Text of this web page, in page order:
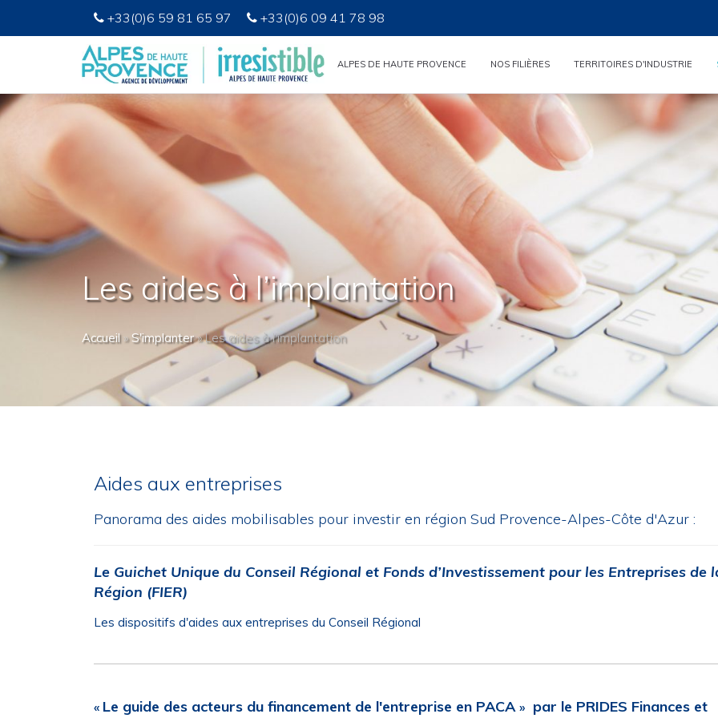
+33(0)6 59 81 65 97 +33(0)6 09 41 78 98
ALPES DE HAUTE PROVENCE NOS FILIÈRES TERRITOIRES D'INDUSTRIE
Les aides à l’implantation
Accueil»S'implanter»Les aides à l’implantation
Aides aux entreprises
Panorama des aides mobilisables pour investir en région Sud Provence-Alpes-Côte d'Azur :
Le Guichet Unique du Conseil Régional et Fonds d’Investissement pour les Entreprises de
Région (FIER)
Les dispositifs d'aides aux entreprises du Conseil Régional
« Le guide des acteurs du financement de l'entreprise en PACA » par le PRIDES Finances et